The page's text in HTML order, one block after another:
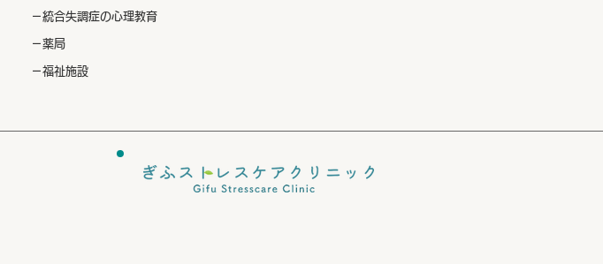
​ －統合失調症の心理教育
​ －薬局
​ －福祉施設